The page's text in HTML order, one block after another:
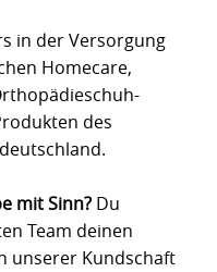
in der Versorgung
Homecare,
des
mit Sinn? Du
Team deinen
unserer Kundschaft